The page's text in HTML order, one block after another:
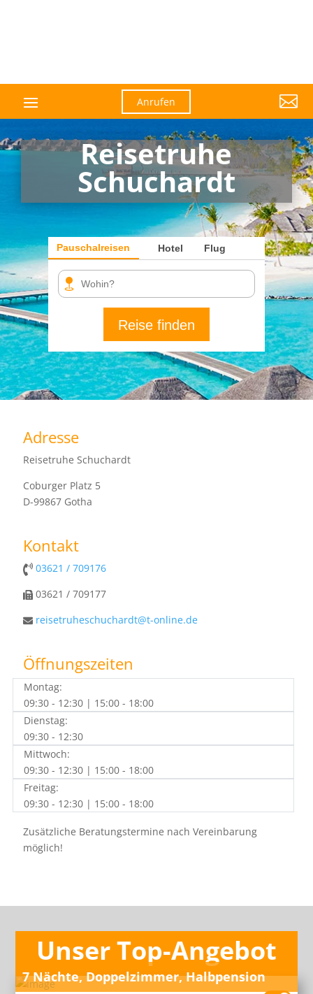
Anrufen 
Reisetruhe
Schuchardt
Pauschalreisen Hotel Flug
Reise finden
Adresse
Reisetruhe Schuchardt
Coburger Platz 5
D-99867 Gotha
Kontakt
03621 / 709176
03621 / 709177
reisetruheschuchardt@t-online.de
Öffnungszeiten
Montag:
09:30 - 12:30 | 15:00 - 18:00
Dienstag:
09:30 - 12:30
Mittwoch:
09:30 - 12:30 | 15:00 - 18:00
Freitag:
09:30 - 12:30 | 15:00 - 18:00
Zusätzliche Beratungstermine nach Vereinbarung
möglich!
Unser Top-Angebot
7 Nächte, Doppelzimmer, Halbpension